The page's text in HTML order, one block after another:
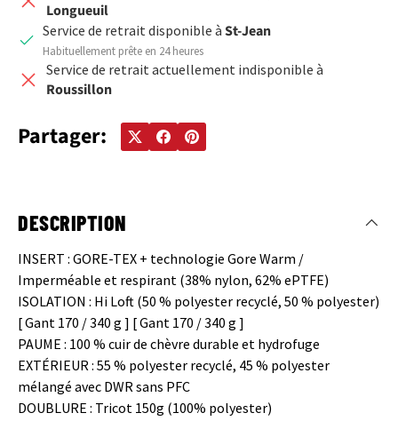
Longueuil
Service de retrait disponible à St-Jean
Habituellement prête en 24 heures
Service de retrait actuellement indisponible à
Roussillon
Partager:
DESCRIPTION
INSERT : GORE-TEX + technologie Gore Warm /
Imperméable et respirant (38% nylon, 62% ePTFE)
ISOLATION : Hi Loft (50 % polyester recyclé, 50 % polyester)
[ Gant 170 / 340 g ] [ Gant 170 / 340 g ]
PAUME : 100 % cuir de chèvre durable et hydrofuge
EXTÉRIEUR : 55 % polyester recyclé, 45 % polyester
mélangé avec DWR sans PFC
DOUBLURE : Tricot 150g (100% polyester)